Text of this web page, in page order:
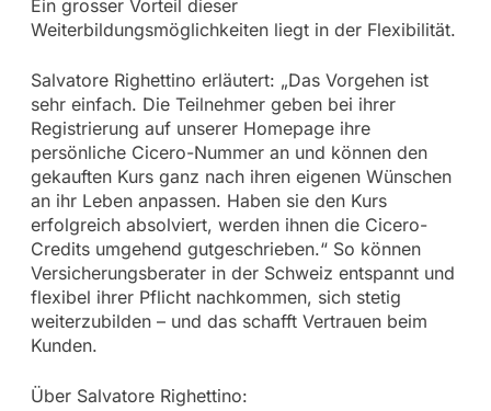
Ein grosser Vorteil dieser
Weiterbildungsmöglichkeiten liegt in der Flexibilität.
Salvatore Righettino erläutert: „Das Vorgehen ist
sehr einfach. Die Teilnehmer geben bei ihrer
Registrierung auf unserer Homepage ihre
persönliche Cicero-Nummer an und können den
gekauften Kurs ganz nach ihren eigenen Wünschen
an ihr Leben anpassen. Haben sie den Kurs
erfolgreich absolviert, werden ihnen die Cicero-
Credits umgehend gutgeschrieben.“ So können
Versicherungsberater in der Schweiz entspannt und
flexibel ihrer Pflicht nachkommen, sich stetig
weiterzubilden – und das schafft Vertrauen beim
Kunden.
Über Salvatore Righettino: